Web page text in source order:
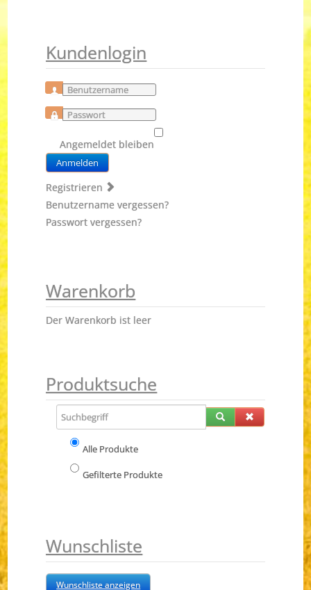
Kundenlogin
Benutzername
Passwort
Angemeldet bleiben
Anmelden
Registrieren
Benutzername vergessen?
Passwort vergessen?
Warenkorb
Der Warenkorb ist leer
Produktsuche
Alle Produkte
Gefilterte Produkte
Wunschliste
Wunschliste anzeigen